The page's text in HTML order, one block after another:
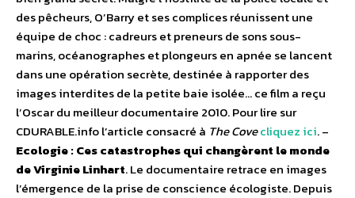
des pêcheurs, O’Barry et ses complices réunissent une
équipe de choc : cadreurs et preneurs de sons sous-
marins, océanographes et plongeurs en apnée se lancent
dans une opération secrète, destinée à rapporter des
images interdites de la petite baie isolée… ce film a reçu
l’Oscar du meilleur documentaire 2010. Pour lire sur
CDURABLE.info l’article consacré à The Covecliquez ici. –
Ecologie : Ces catastrophes qui changèrent le monde
de Virginie Linhart. Le documentaire retrace en images
l’émergence de la prise de conscience écologiste. Depuis